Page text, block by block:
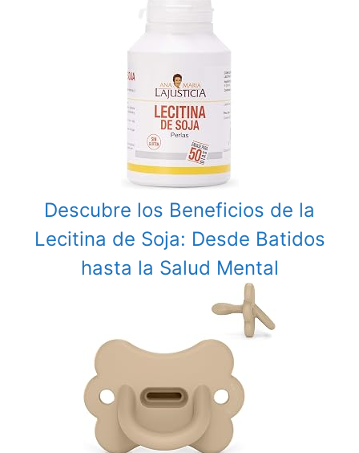
Descubre los Beneficios de la
Lecitina de Soja: Desde Batidos
hasta la Salud Mental